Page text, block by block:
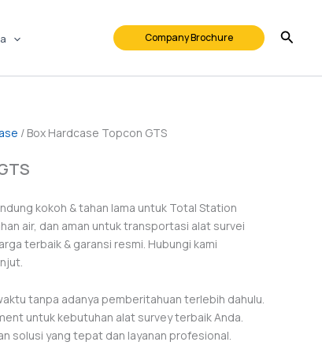
Company Brochure
/ Box Hardcase Topcon GTS
kokoh & tahan lama untuk Total Station
air, dan aman untuk transportasi alat survei
terbaik & garansi resmi. Hubungi kami
tanpa adanya pemberitahuan terlebih dahulu.
untuk kebutuhan alat survey terbaik Anda.
solusi yang tepat dan layanan profesional.